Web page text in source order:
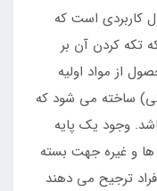
یک محصول کاربردی است که
تکه کردن آن بر
از مواد اولیه
ساخته می شود که
وجود یک پایه
و غیره جهت بسته
ترجیح می دهند